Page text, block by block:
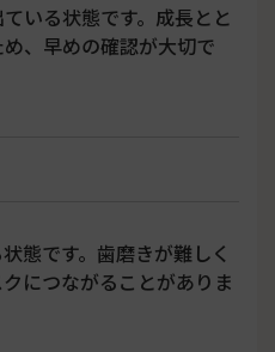
いる状態です。成長とと
、早めの確認が大切で
態です。歯磨きが難しく
につながることがありま